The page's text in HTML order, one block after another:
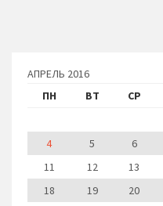
АПРЕЛЬ 2016
ПН
ВТ СР
4
5 6
11
12 13
18
19 20